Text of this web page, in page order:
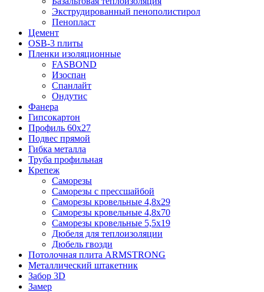
Экструдированный пенополистирол
Пенопласт
Цемент
OSB-3 плиты
Пленки изоляционные
FASBOND
Изоспан
Спанлайт
Ондутис
Фанера
Гипсокартон
Профиль 60х27
Подвес прямой
Гибка металла
Труба профильная
Крепеж
Саморезы
Саморезы с прессшайбой
Саморезы кровельные 4,8х29
Саморезы кровельные 4,8х70
Саморезы кровельные 5,5х19
Дюбеля для теплоизоляции
Дюбель гвозди
Потолочная плита ARMSTRONG
Металлический штакетник
Забор 3D
Замер